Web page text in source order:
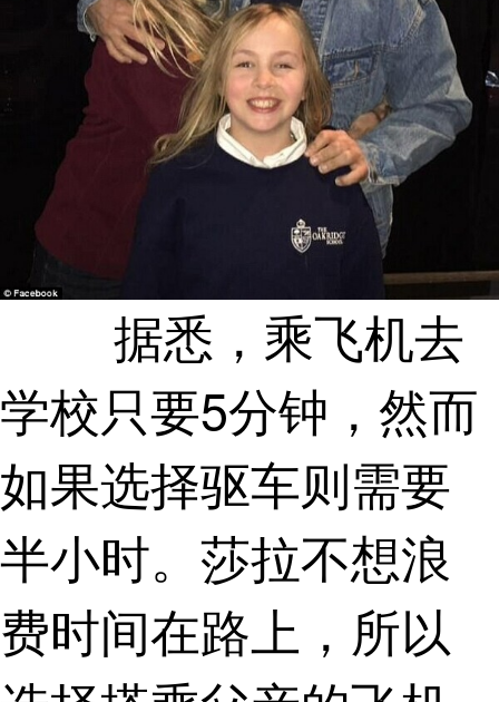
据悉，乘飞机去
学校只要5分钟，然而
如果选择驱车则需要
半小时。莎拉不想浪
费时间在路上，所以